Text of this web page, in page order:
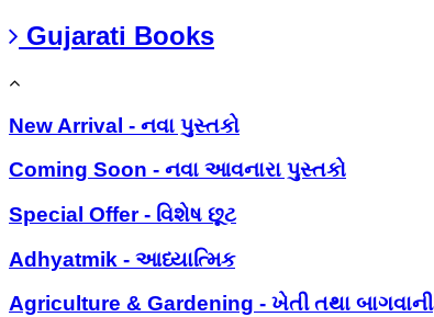
Gujarati Books
New Arrival - નવા પુસ્તકો
Coming Soon - નવા આવનારા પુસ્તકો
Special Offer - વિશેષ છૂટ
Adhyatmik - આધ્યાત્મિક
Agriculture & Gardening - ખેતી તથા બાગવાની